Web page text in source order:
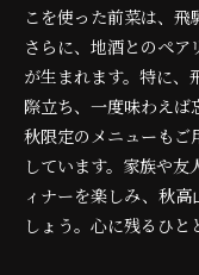
こを使った前菜は、飛
さらに、地酒とのペ
が生まれます。特に、
際立ち、一度味わえば
秋限定のメニューもご
しています。家族や
ィナーを楽しみ、秋
しょう。心に残るひと